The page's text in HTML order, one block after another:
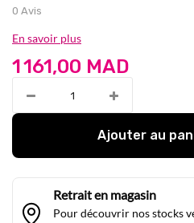
0 Avis
En savoir plus
1 161,00 MAD
Ajouter au
Retrait en magasin
Pour découvrir nos stocks